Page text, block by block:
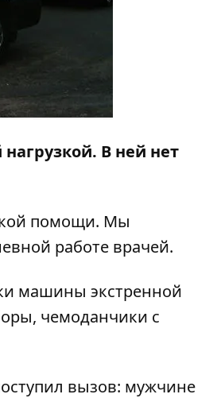
В ней нет
помощи. Мы
работе врачей.
машины экстренной
чемоданчики с
вызов: мужчине